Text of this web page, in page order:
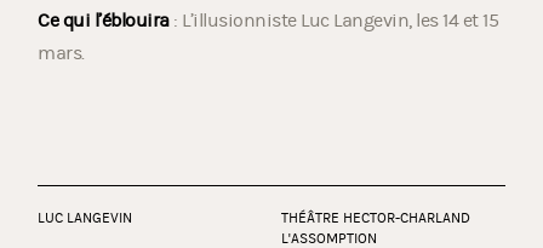
Ce qui l’éblouira: L’illusionniste Luc Langevin, les 14 et 15
mars.
LUC LANGEVIN
THÉÂTRE HECTOR-CHARLAND
L'ASSOMPTION